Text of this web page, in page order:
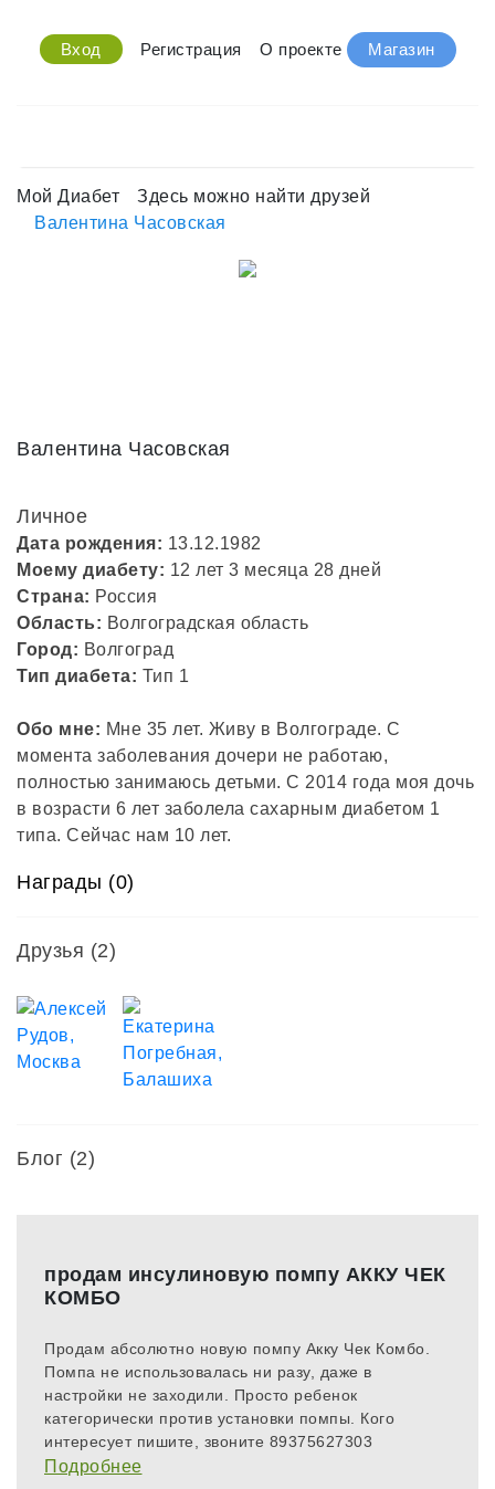
Вход Регистрация О проекте Магазин
Мой Диабет
Здесь можно найти друзей
Валентина Часовская
Валентина Часовская
Личное
Дата рождения: 13.12.1982
Моему диабету: 12 лет 3 месяца 28 дней
Страна: Россия
Область: Волгоградская область
Город: Волгоград
Тип диабета: Тип 1
Обо мне: Мне 35 лет. Живу в Волгограде. С
момента заболевания дочери не работаю,
полностью занимаюсь детьми. С 2014 года моя дочь
в возрасти 6 лет заболела сахарным диабетом 1
типа. Сейчас нам 10 лет.
Награды (0)
Друзья (2)
Блог (2)
продам инсулиновую помпу АККУ ЧЕК
КОМБО
Продам абсолютно новую помпу Акку Чек Комбо.
Помпа не использовалась ни разу, даже в
настройки не заходили. Просто ребенок
категорически против установки помпы. Кого
интересует пишите, звоните 89375627303
Подробнее